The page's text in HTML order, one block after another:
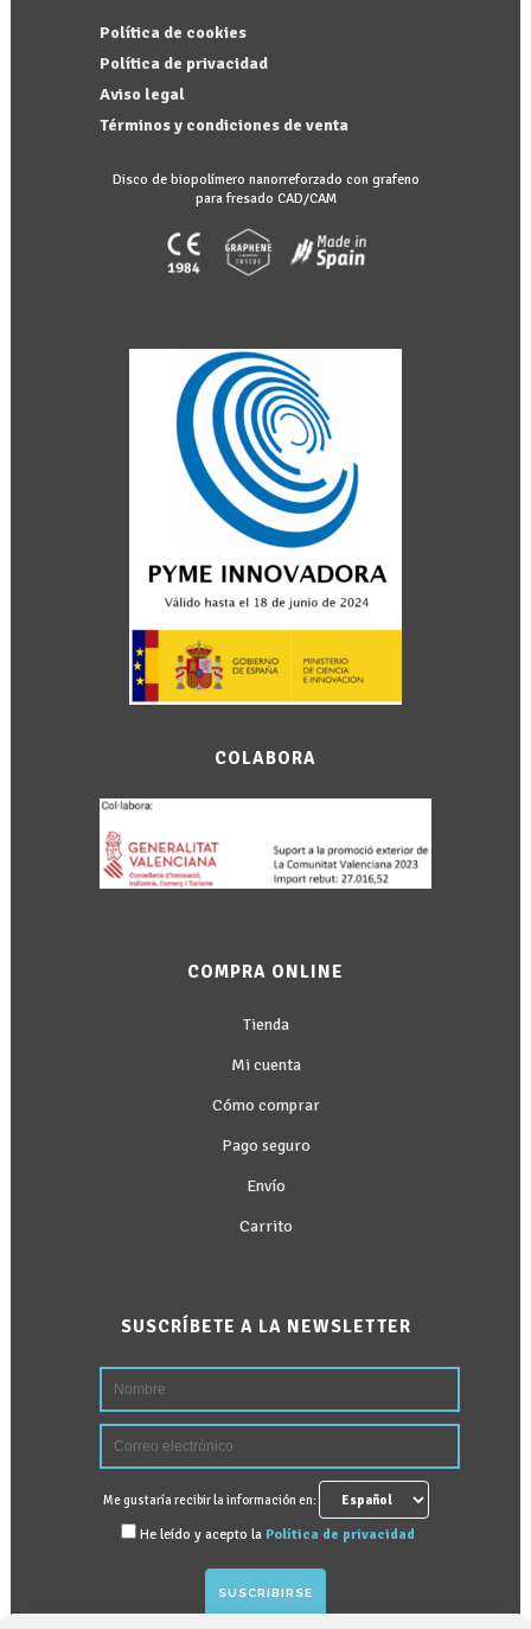
Política de cookies
Política de privacidad
Aviso legal
Términos y condiciones de venta
Disco de biopolímero nanorreforzado con grafeno
para fresado CAD/CAM
COLABORA
COMPRA ONLINE
Tienda
Mi cuenta
Cómo comprar
Pago seguro
Envío
Carrito
SUSCRÍBETE A LA NEWSLETTER
Me gustaría recibir la información en:
He leído y acepto la Política de privacidad